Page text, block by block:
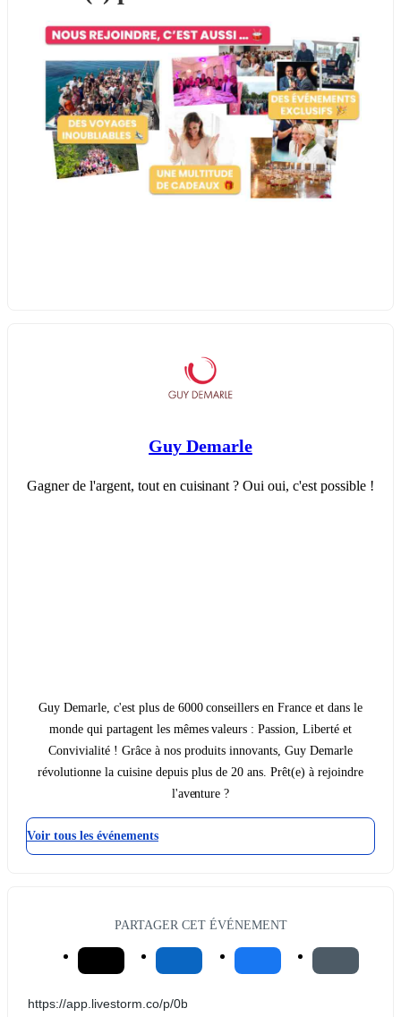
Guy Demarle
Gagner de l'argent, tout en cuisinant ? Oui oui, c'est possible !
Guy Demarle, c'est plus de 6000 conseillers en France et dans le
monde qui partagent les mêmes valeurs : Passion, Liberté et
Convivialité ! Grâce à nos produits innovants, Guy Demarle
révolutionne la cuisine depuis plus de 20 ans. Prêt(e) à rejoindre
l'aventure ?
Voir tous les événements
PARTAGER CET ÉVÉNEMENT